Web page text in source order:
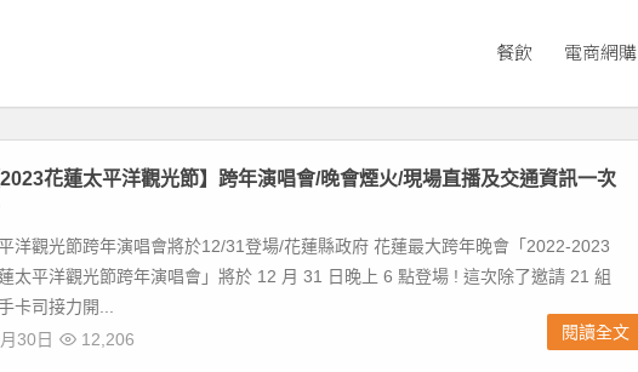
餐飲 電商網購
2023花蓮太平洋觀光節】跨年演唱會/晚會煙火/現場直播及交通資訊一次
洋觀光節跨年演唱會將於12/31登場/花蓮縣政府 花蓮最大跨年晚會「2022-2023
太平洋觀光節跨年演唱會」將於 12 月 31 日晚上 6 點登場 ! 這次除了邀請 21 組
卡司接力開...
30日
12,206 閱讀全文